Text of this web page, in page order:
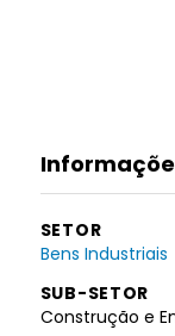
SETOR
Bens Industriais
SUB-SETOR
Construção e